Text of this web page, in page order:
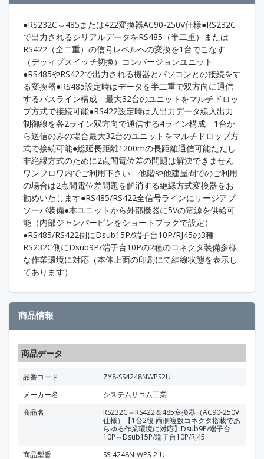
●RS232C⇔485または422変換器AC90-250V仕様●RS232C
で出力されるシリアルデータをRS485（半二重）または
RS422（全二重）の信号レベルへの変換を1台でこなす
（デッィプスイッチ切換）コンバージョンユニット
●RS485やRS422で出力される機器とパソコンとの接続をす
る変換器●RS485設定時はデータを半二重で双方向に通信
するバスライン構成 最大32台のユニットをマルチドロッ
プ方式で接続可能●RS422設定時は入出力データ線入出力
制御線を各2ライン双方向で通信する4ライン構成 1台か
ら送信のみの場合最大32台のユニットをマルチドロップ方
式で接続可能●総延長距離1200mの長距離通信可能ただし
非絶縁方式のために2点間電位差の問題は解決できません
ワンフロワ内でご利用下さい 他階や他建屋間でのご利用
の場合は2点間電位差問題を解消する絶縁方式変換器をお
勧めいたします●RS485/RS422全信号ラインにサージアプ
ソーバ装備●本ユニットから外部機器に5Vの電源を供給可
能（内部ジャンパーピンをショートプラグで設定）
●RS485/RS422側にDsub15P/端子台10P/RJ45の3種
RS232C側にDsub9P/端子台10Pの2種のコネクタ装備多様
な作業環境に対応（本体上面の印刷にて結線状態を表示し
てあります）
商品情報
商品データ
品番コード
ZY8-SS4248NWPS2U
メーカー名
システムサコム工業
商品名
RS232C⇔RS422＆485変換器（AC90-250V
仕様）【1台2役 両側複数コネクタ搭載であ
らゆる作業環境に対応】Dsub9P/端子台
10P⇔Dsub15P/端子台10P/RJ45
商品型番
SS-4248N-WPS-2-U